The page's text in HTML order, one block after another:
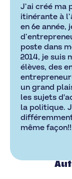
J’ai créé ma
itinérante à
en 6e année,
poste dans
2014, je suis
élèves, des
un grand
les sujets
la politique.
même façon!!